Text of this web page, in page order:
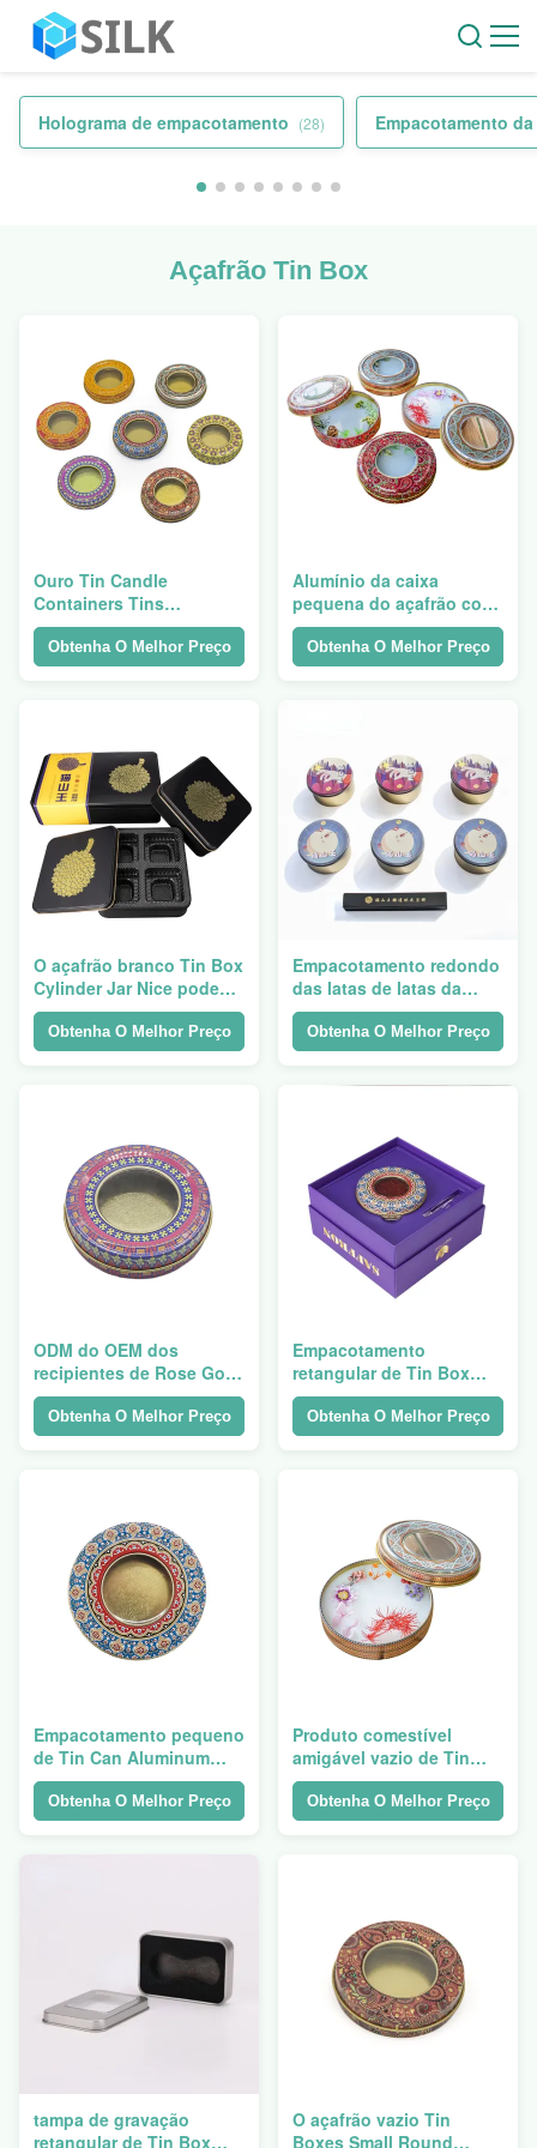
Holograma de empacotamento (28) Empacotamento
Açafrão Tin Box
Ouro Tin Candle
Containers Tins
Waterproof de um preto
de 8 onças
Obtenha O Melhor Preço
Alumínio da caixa
pequena do açafrão com
a janela que empacota
ISO9001
Obtenha O Melhor Preço
O açafrão branco Tin Box
Cylinder Jar Nice pode
180 gramas de folha de
Flandres redondo do
metal impresso
Obtenha O Melhor Preço
Empacotamento redondo
das latas de latas da
caixa do cartucho dos
recipientes de
armazenamento do chá
do metal
Obtenha O Melhor Preço
ODM do OEM dos
recipientes de Rose Gold
Tin Metal Candle mini
Obtenha O Melhor Preço
Empacotamento
retangular de Tin Box
Cosmetic Tin Containers
do açafrão
Obtenha O Melhor Preço
Empacotamento pequeno
de Tin Can Aluminum
With Window do metal da
caixa de armazenamento
do açafrão
Obtenha O Melhor Preço
Produto comestível
amigável vazio de Tin
Box Packaging Container
Food Eco da pimenta
Obtenha O Melhor Preço
tampa de gravação
retangular de Tin Box
O açafrão vazio Tin
Boxes Small Round